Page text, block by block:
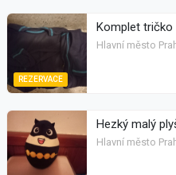
REZERVACE
Komplet tričko
Hlavní město
Hezký malý
Hlavní město